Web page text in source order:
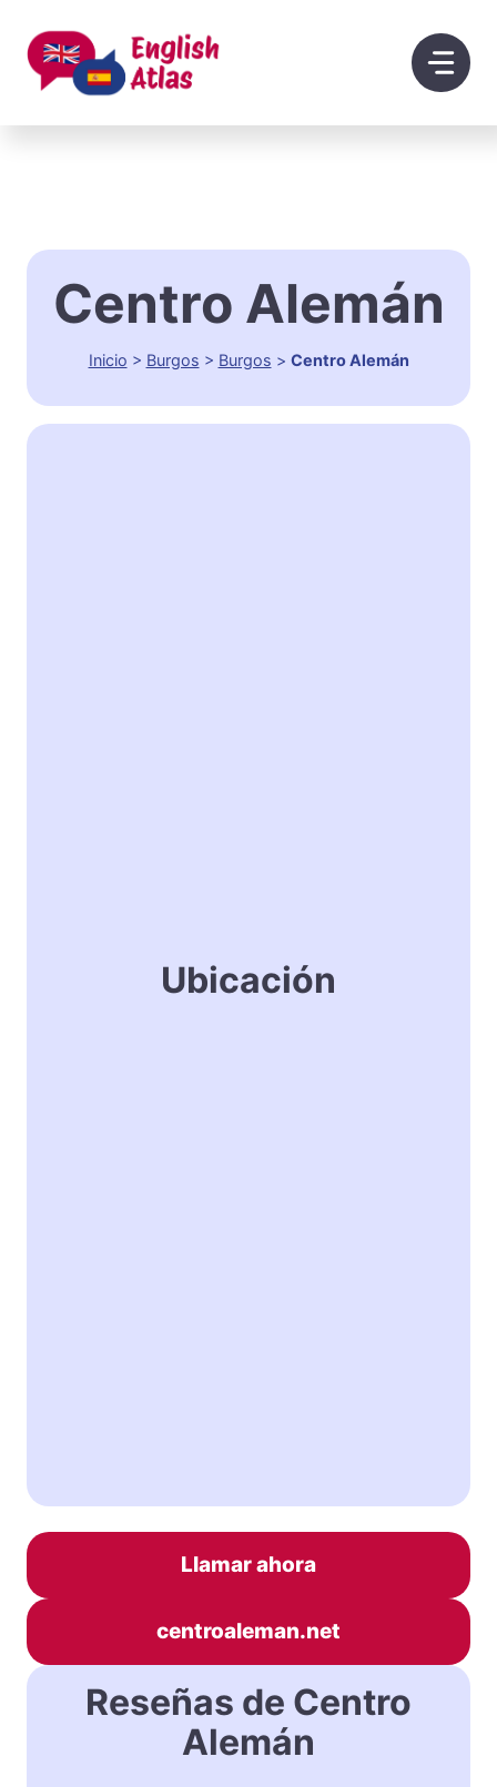
contenido
Centro Alemán
Inicio > Burgos > Burgos > Centro Alemán
Ubicación
Llamar ahora
centroaleman.net
Reseñas de Centro
Alemán